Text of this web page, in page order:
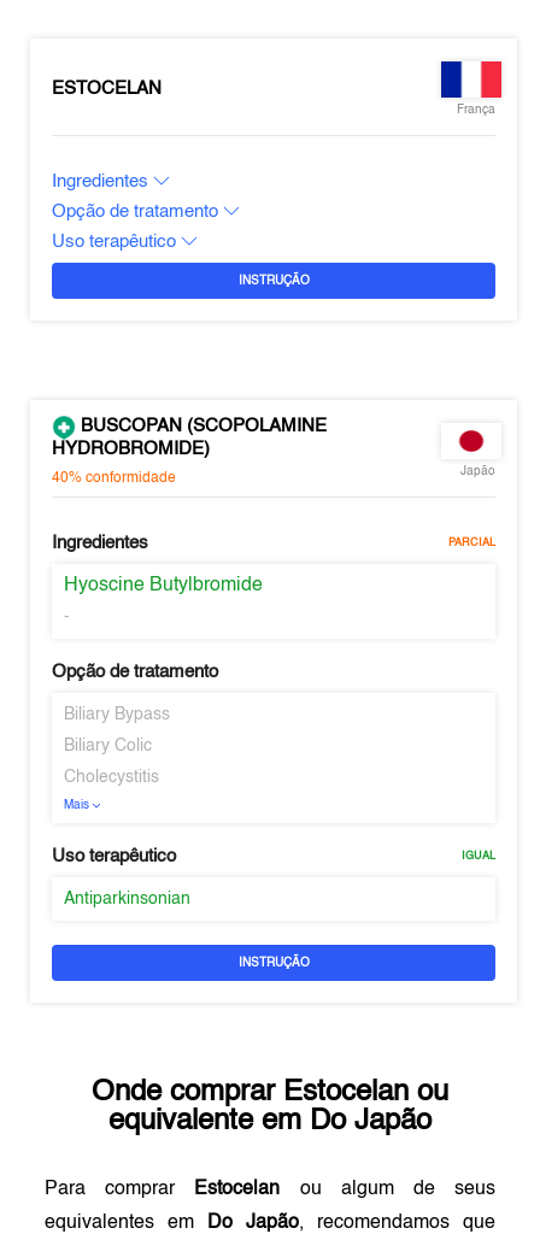
ESTOCELAN
França
Ingredientes
Opção de tratamento
Uso terapêutico
INSTRUÇÃO
BUSCOPAN (SCOPOLAMINE
HYDROBROMIDE)
40%conformidade Japão
Ingredientes PARCIAL
Hyoscine Butylbromide
-
Opção de tratamento
Biliary Bypass
Biliary Colic
Cholecystitis
Mais
Uso terapêutico IGUAL
Antiparkinsonian
INSTRUÇÃO
Onde comprar Estocelan ou
equivalente em Do Japão
Para comprar Estocelan ou algum de seus
equivalentes em
Do Japão, recomendamos que